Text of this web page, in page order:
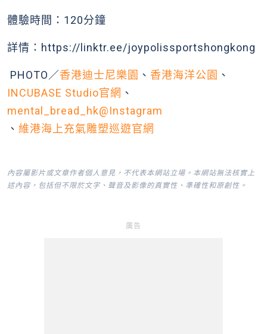
體驗時間：120分鐘
詳情：https://linktr.ee/joypolissportshongkong
PHOTO／香港迪士尼樂園 、 香港海洋公園 、
INCUBASE Studio官網 、
mental_bread_hk@Instagram
、 維港海上充氣雕塑巡遊官網
內容屬影片或文章作者個人意見，不代表本網站立場。本網站無法核實上
述內容，包括但不限於文字、聲音及影像的真實性、準確性和原創性。
廣告